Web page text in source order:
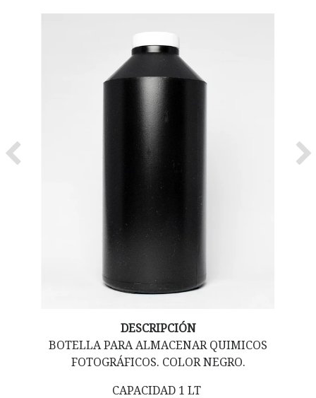
Previous
DESCRIPCIÓN
BOTELLA PARA ALMACENAR QUIMICOS
FOTOGRÁFICOS. COLOR NEGRO.
CAPACIDAD 1 LT